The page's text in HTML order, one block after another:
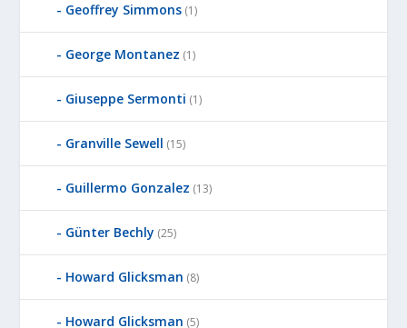
Geoffrey Simmons (1)
George Montanez (1)
Giuseppe Sermonti (1)
Granville Sewell (15)
Guillermo Gonzalez (13)
Günter Bechly (25)
Howard Glicksman (8)
Howard Glicksman (5)